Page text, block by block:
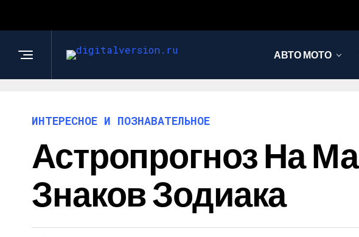
АВТО МОТО
ИНТЕРЕСНОЕ И ПОЗНАВАТЕЛЬНОЕ
Астропрогноз На
Знаков Зодиака